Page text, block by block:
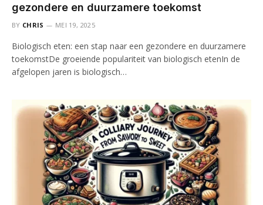
gezondere en duurzamere toekomst
BY CHRIS MEI 19, 2025
Biologisch eten: een stap naar een gezondere en duurzamere
toekomstDe groeiende populariteit van biologisch etenIn de
afgelopen jaren is biologisch…